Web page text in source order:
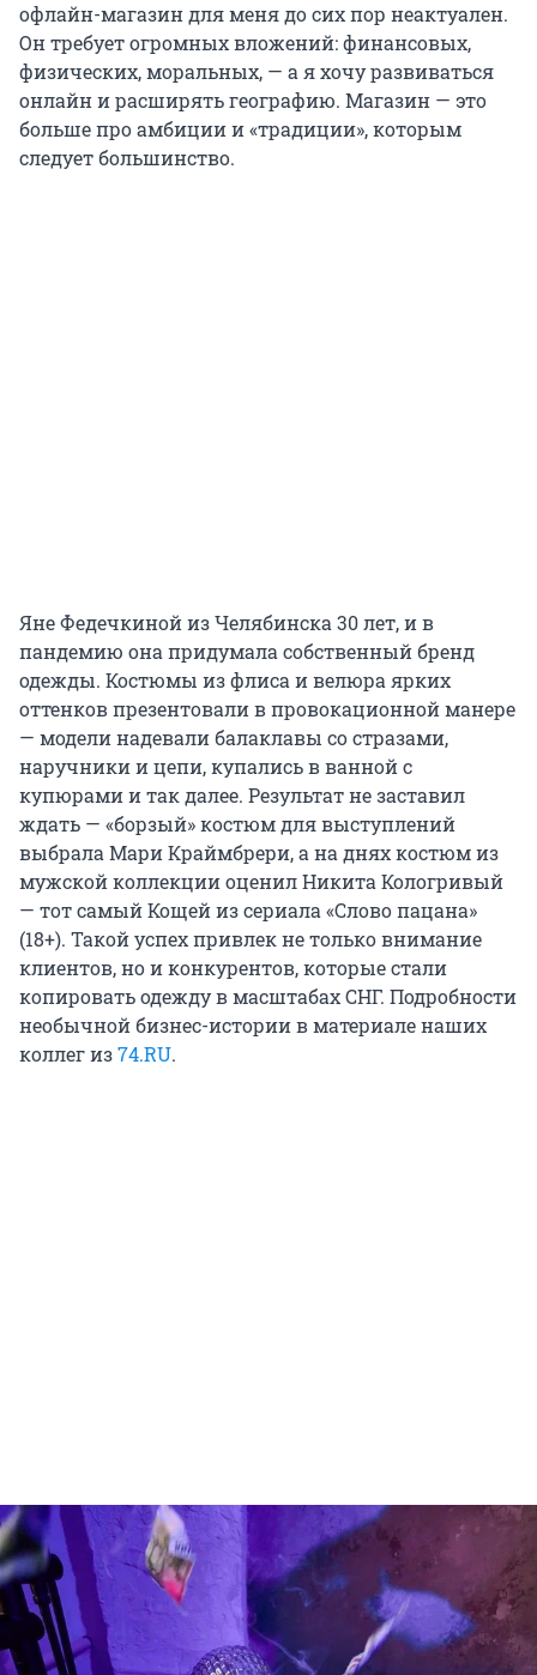
офлайн-магазин для меня до сих пор неактуален.
Он требует огромных вложений: финансовых,
физических, моральных, — а я хочу развиваться
онлайн и расширять географию. Магазин — это
больше про амбиции и «традиции», которым
следует большинство.
Яне Федечкиной из Челябинска 30 лет, и в
пандемию она придумала собственный бренд
одежды. Костюмы из флиса и велюра ярких
оттенков презентовали в провокационной манере
— модели надевали балаклавы со стразами,
наручники и цепи, купались в ванной с
купюрами и так далее. Результат не заставил
ждать — «борзый» костюм для выступлений
выбрала Мари Краймбрери, а на днях костюм из
мужской коллекции оценил Никита Кологривый
— тот самый Кощей из сериала «Слово пацана»
(18+). Такой успех привлек не только внимание
клиентов, но и конкурентов, которые стали
копировать одежду в масштабах СНГ. Подробности
необычной бизнес-истории в материале наших
коллег из74.RU.